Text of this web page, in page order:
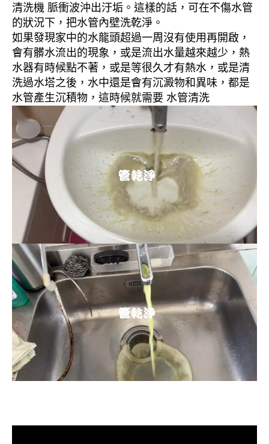
清洗機 脈衝波沖出汙垢。這樣的話，可在不傷水管
的狀況下，把水管內壁洗乾淨。
如果發現家中的水龍頭超過一周沒有使用再開啟，
會有髒水流出的現象，或是流出水量越來越少，熱
水器有時候點不著，或是等很久才有熱水，或是清
洗過水塔之後，水中還是會有沉澱物和異味，都是
水管產生沉積物，這時候就需要 水管清洗